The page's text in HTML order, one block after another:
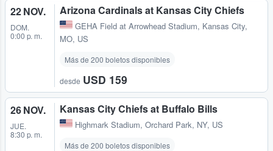
22 NOV.
DOM.
0:00 p. m.
Arizona Cardinals at Kansas City Chiefs
GEHA Field at Arrowhead Stadium, Kansas City,
MO, US
Más de 200 boletos disponibles
desde USD 159
26 NOV.
JUE.
8:30 p. m.
Kansas City Chiefs at Buffalo Bills
Highmark Stadium, Orchard Park, NY, US
Más de 200 boletos disponibles